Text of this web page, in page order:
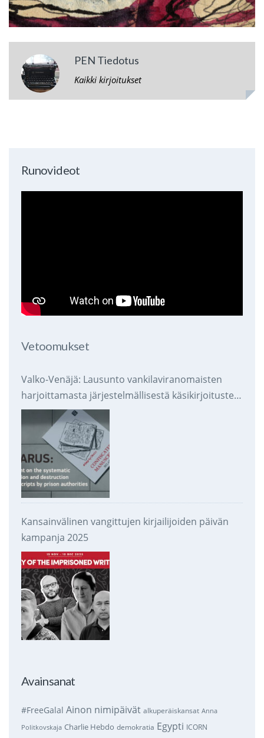
PEN Tiedotus
Kaikki kirjoitukset
Runovideot
Vetoomukset
Valko-Venäjä: Lausunto vankilaviranomaisten
harjoittamasta järjestelmällisestä käsikirjoitusten
takavarikoinnista ja tuhoamisesta
Kansainvälinen vangittujen kirjailijoiden päivän
kampanja 2025
Avainsanat
#FreeGalal Ainon nimipäivät alkuperäiskansat Anna
Politkovskaja Charlie Hebdo demokratia Egypti ICORN